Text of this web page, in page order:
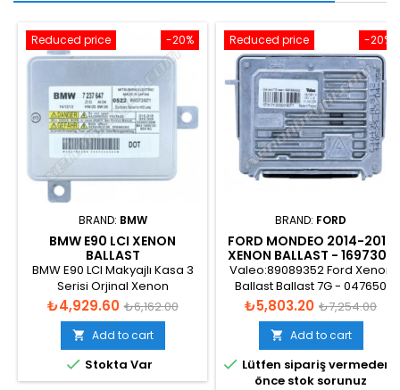
-20%
Reduced price
BRAND: BMW
BMW E90 LCI XENON
BALLAST
BMW E90 LCI Makyajlı Kasa 3
Serisi Orjinal Xenon
BallastKatalog görünümü
Price
₺4,929.60 Regular
price
₺6,162.00
 Add to cart
 Stokta Var
-20%
Reduced price
BRAND: FORD
FORD MONDEO 2014-2016
XENON BALLAST - 1697303
Valeo:89089352 Ford Xenon
Ballast Ballast 7G - 047650
Price
₺5,803.20 Regular
price
₺7,254.00
 Add to cart
 Lütfen sipariş vermeden
önce stok sorunuz